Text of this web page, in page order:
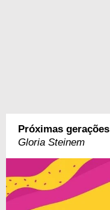
Próximas gerações
Gloria Steinem